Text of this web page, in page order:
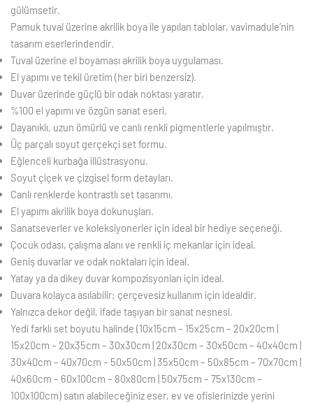
gülümsetir.
Pamuk tuval üzerine akrilik boya ile yapılan tablolar, vavimadule’nin
tasarım eserlerindendir.
Tuval üzerine el boyaması akrilik boya uygulaması.
El yapımı ve tekil üretim (her biri benzersiz).
Duvar üzerinde güçlü bir odak noktası yaratır.
%100 el yapımı ve özgün sanat eseri.
Dayanıklı, uzun ömürlü ve canlı renkli pigmentlerle yapılmıştır.
Üç parçalı soyut gerçekçi set formu.
Eğlenceli kurbağa illüstrasyonu.
Soyut çiçek ve çizgisel form detayları.
Canlı renklerde kontrastlı set tasarımı.
El yapımı akrilik boya dokunuşları.
Sanatseverler ve koleksiyonerler için ideal bir hediye seçeneği.
Çocuk odası, çalışma alanı ve renkli iç mekanlar için ideal.
Geniş duvarlar ve odak noktaları için ideal.
Yatay ya da dikey duvar kompozisyonları için ideal.
Duvara kolayca asılabilir; çerçevesiz kullanım için idealdir.
Yalnızca dekor değil, ifade taşıyan bir sanat nesnesi.
Yedi farklı set boyutu halinde (10x15cm – 15x25cm – 20x20cm |
15x20cm – 20x35cm – 30x30cm | 20x30cm – 30x50cm – 40x40cm |
30x40cm – 40x70cm – 50x50cm | 35x50cm – 50x85cm – 70x70cm |
40x60cm – 60x100cm – 80x80cm | 50x75cm – 75x130cm –
100x100cm) satın alabileceğiniz eser, ev ve ofislerinizde yerini